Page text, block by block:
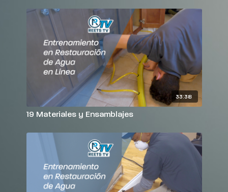
33:38
19 Materiales y Ensamblajes